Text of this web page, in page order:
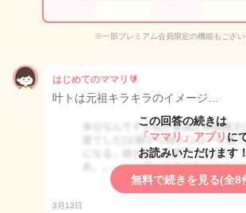
※一部プレミアム会員限定の機能もござい
はじめてのママリ🔰
叶トは元祖キラキラのイメージ…
この回答の続きは
「ママリ」アプリ に
お読みいただけます！
無料で続きを見る(全8
3月13日